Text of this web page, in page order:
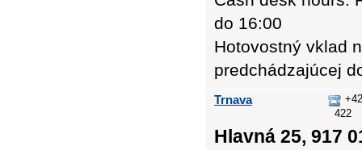
do 16:00
Hotovostný vklad
predchádzajúcej
Trnava
422
Hlavná 25, 917